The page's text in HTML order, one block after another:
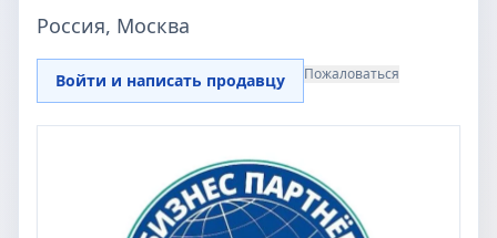
Россия, Москва
Войти и написать продавцу Пожаловаться